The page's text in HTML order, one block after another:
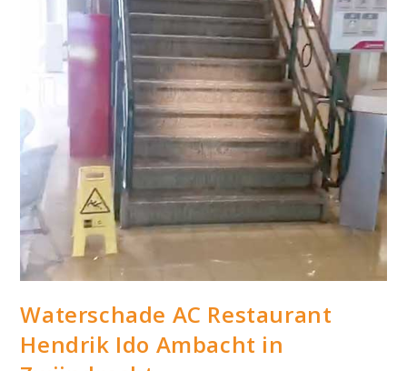
Waterschade AC Restaurant
Hendrik Ido Ambacht in